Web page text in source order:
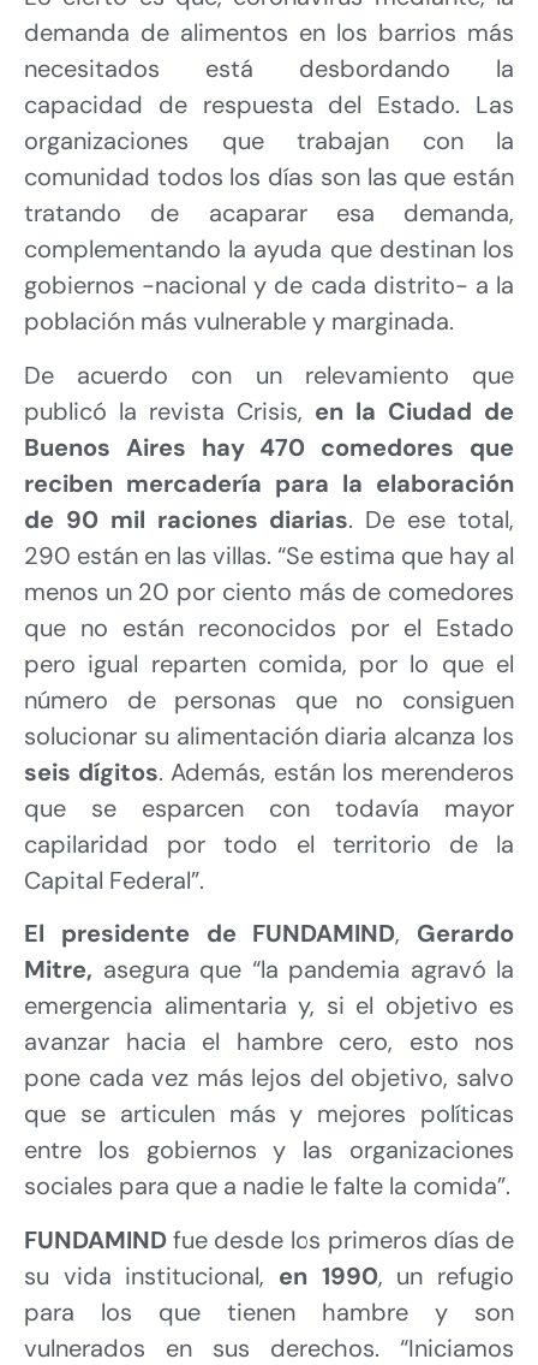
demanda de alimentos en los barrios más
necesitados está desbordando la
capacidad de respuesta del Estado. Las
organizaciones que trabajan con la
comunidad todos los días son las que están
tratando de acaparar esa demanda,
complementando la ayuda que destinan los
gobiernos -nacional y de cada distrito- a la
población más vulnerable y marginada.
De acuerdo con un relevamiento que
publicó la revista Crisis, en la Ciudad de
Buenos Aires hay 470 comedores que
reciben mercadería para la elaboración
de 90 mil raciones diarias. De ese total,
290 están en las villas. “Se estima que hay al
menos un 20 por ciento más de comedores
que no están reconocidos por el Estado
pero igual reparten comida, por lo que el
número de personas que no consiguen
solucionar su alimentación diaria alcanza los
seis dígitos. Además, están los merenderos
que se esparcen con todavía mayor
capilaridad por todo el territorio de la
Capital Federal”.
El presidente de FUNDAMIND, Gerardo
Mitre, asegura que “la pandemia agravó la
emergencia alimentaria y, si el objetivo es
avanzar hacia el hambre cero, esto nos
pone cada vez más lejos del objetivo, salvo
que se articulen más y mejores políticas
entre los gobiernos y las organizaciones
sociales para que a nadie le falte la comida”.
FUNDAMINDfue desde los primeros días de
su vida institucional, en 1990, un refugio
para los que tienen hambre y son
vulnerados en sus derechos. “Iniciamos